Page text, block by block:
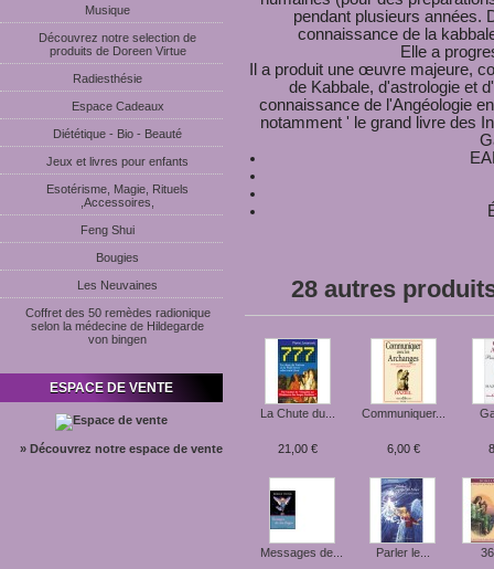
Musique
Découvrez notre selection de
produits de Doreen Virtue
Radiesthésie
Espace Cadeaux
Diététique - Bio - Beauté
Jeux et livres pour enfants
Esotérisme, Magie, Rituels
,Accessoires,
Feng Shui
Bougies
Les Neuvaines
Coffret des 50 remèdes radionique
selon la médecine de Hildegarde
von bingen
ESPACE DE VENTE
» Découvrez notre espace de vente
pendant plusieurs années.
connaissance de la
Elle a
Il a produit une œuvre majeure,
de Kabbale, d'astrologie et
connaissance de l'Angéologie
notamment ' le grand livre des
28 autres
La Chute du...
21,00 €
Communiquer...
6,00 €
Messages de... Parler le...